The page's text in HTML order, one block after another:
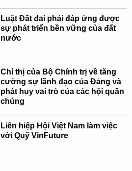
Luật Đất đai phải đáp ứng được
sự phát triển bền vững của đất
nước
Chỉ thị của Bộ Chính trị về tăng
cường sự lãnh đạo của Đảng và
phát huy vai trò của các hội quần
chúng
Liên hiệp Hội Việt Nam làm việc
với Quỹ VinFuture